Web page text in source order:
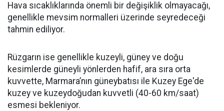
Hava sıcaklıklarında önemli bir değişiklik olmayacağı,
genellikle mevsim normalleri üzerinde seyredeceği
tahmin ediliyor.
Rüzgarın ise genellikle kuzeyli, güney ve doğu
kesimlerde güneyli yönlerden hafif, ara sıra orta
kuvvette, Marmara’nın güneybatısı ile Kuzey Ege'de
kuzey ve kuzeydoğudan kuvvetli (40-60 km/saat)
esmesi bekleniyor.